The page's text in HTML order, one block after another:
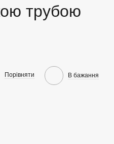
трубою
Порівняти В бажання